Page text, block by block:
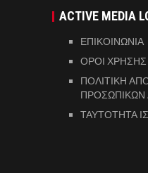
ACTIVE MEDIA
ΕΠΙΚΟΙΝΩΝΙΑ
ΟΡΟΙ ΧΡΗΣΗΣ
ΠΟΛΙΤΙΚΗ
ΠΡΟΣΩΠΙΚΩΝ
ΤΑΥΤΟΤΗΤΑ